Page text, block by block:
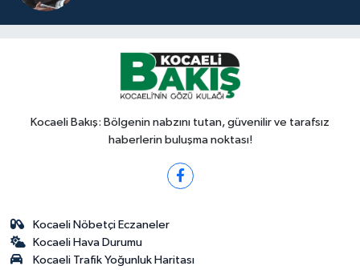
Kocaeli Bakış: Bölgenin nabzını tutan, güvenilir ve tarafsız
haberlerin buluşma noktası!
Kocaeli Nöbetçi Eczaneler
Kocaeli Hava Durumu
Kocaeli Trafik Yoğunluk Haritası